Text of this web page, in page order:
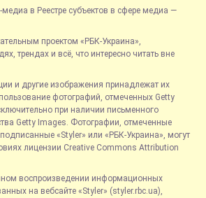
в Реестре субъектов в сфере медиа —
проектом «РБК-Украина»,
трендах и всё, что интересно читать вне
и другие изображения принадлежат их
фотографий, отмеченных Getty
при наличии письменного
Getty Images. Фотографии, отмеченные
«Styler» или «РБК-Украина», могут
лицензии Creative Commons Attribution
воспроизведении информационных
на вебсайте «Styler» (styler.rbc.ua),